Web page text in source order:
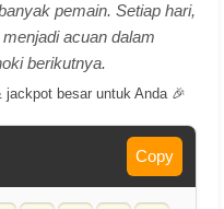
pemain. Setiap hari,
acuan dalam
berikutnya.
besar untuk Anda 🎉
Copy